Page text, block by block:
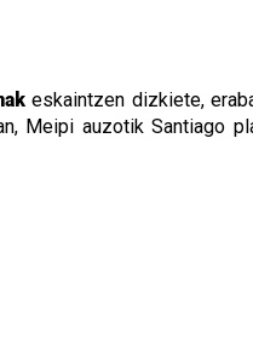
eskaintzen dizkiete,
Meipi auzotik Santiago